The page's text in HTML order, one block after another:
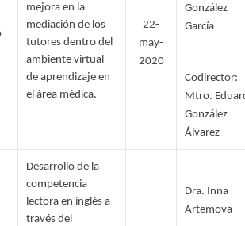
mejora en la
mediación de los
tutores dentro del
ambiente virtual
de aprendizaje en
el área médica.
22-
may-
2020
González
García
Codirector:
Mtro.
González
Álvarez
Desarrollo de la
competencia
lectora en inglés a
través del
Dra. Inna
Artemova